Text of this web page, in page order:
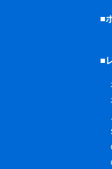
■
■